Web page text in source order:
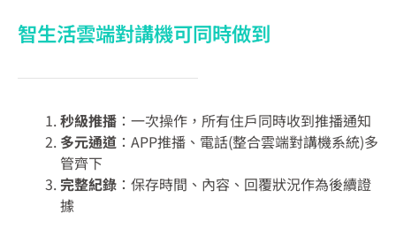
智生活雲端對講機可同時做到
秒級推播 ：一次操作，所有住戶同時收到推播通知
多元通道 ：APP推播、電話(整合雲端對講機系統)多
管齊下
完整紀錄 ：保存時間、內容、回覆狀況作為後續證
據